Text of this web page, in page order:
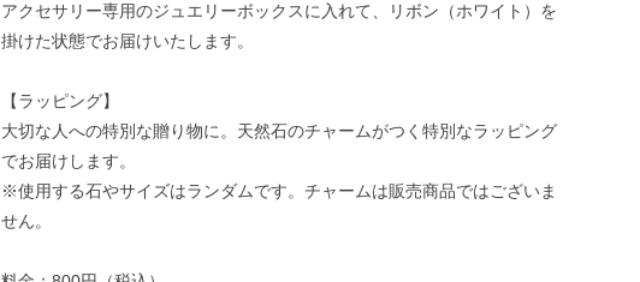
アクセサリー専用のジュエリーボックスに入れて、リボン（ホワイト）を
掛けた状態でお届けいたします。
【ラッピング】
大切な人への特別な贈り物に。天然石のチャームがつく特別なラッピング
でお届けします。
※使用する石やサイズはランダムです。チャームは販売商品ではございま
せん。